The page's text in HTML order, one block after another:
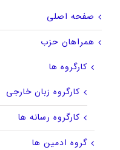
صفحه اصلی
همراهان حزب
کارگروه ها
کارگروه زبان خارجی
کارگروه رسانه ها
گروه ادمین ها